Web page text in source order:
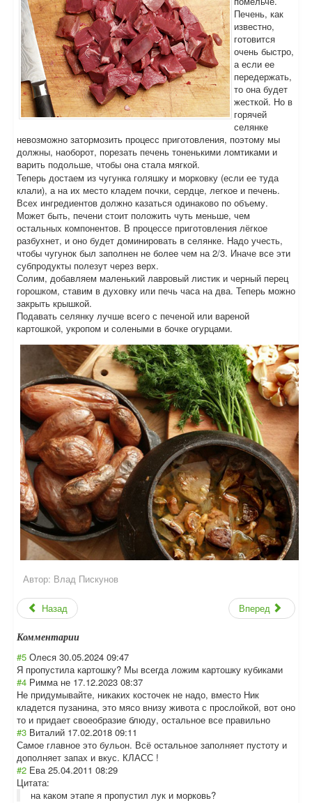
Печень, как
известно,
готовится
очень быстро,
а если ее
передержать,
то она будет
жесткой. Но в
горячей
селянке
невозможно затормозить процесс приготовления, поэтому мы
должны, наоборот, порезать печень тоненькими ломтиками и
варить подольше, чтобы она стала мягкой.
Теперь достаем из чугунка голяшку и морковку (если ее туда
клали), а на их место кладем почки, сердце, легкое и печень.
Всех ингредиентов должно казаться одинаково по объему.
Может быть, печени стоит положить чуть меньше, чем
остальных компонентов. В процессе приготовления лёгкое
разбухнет, и оно будет доминировать в селянке. Надо учесть,
чтобы чугунок был заполнен не более чем на 2/3. Иначе все эти
субпродукты полезут через верх.
Солим, добавляем маленький лавровый листик и черный перец
горошком, ставим в духовку или печь часа на два. Теперь можно
закрыть крышкой.
Подавать селянку лучше всего с печеной или вареной
картошкой, укропом и солеными в бочке огурцами.
Автор: Влад Пискунов
Назад Вперед
Комментарии
#5 Олеся 30.05.2024 09:47
Я пропустила картошку? Мы всегда ложим картошку кубиками
#4 Римма не 17.12.2023 08:37
Не придумывайте, никаких косточек не надо, вместо Ник
кладется пузанина, это мясо внизу живота с прослойкой, вот оно
то и придает своеобразие блюду, остальное все правильно
#3 Виталий 17.02.2018 09:11
Самое главное это бульон. Всё остальное заполняет пустоту и
дополняет запах и вкус. КЛАСС !
#2 Ева 25.04.2011 08:29
Цитата:
на каком этапе я пропустил лук и морковь?